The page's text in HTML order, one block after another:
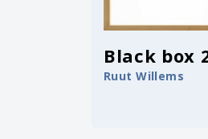
Black box
Ruut Willems